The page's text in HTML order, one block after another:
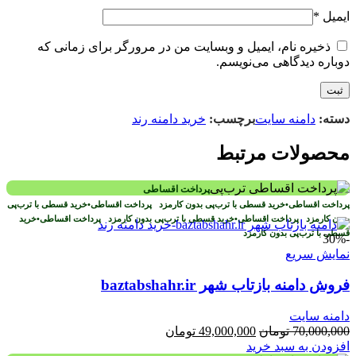
ایمیل *
ذخیره نام، ایمیل و وبسایت من در مرورگر برای زمانی که
دوباره دیدگاهی می‌نویسم.
دسته: دامنه سایتبرچسب: خرید دامنه رند
محصولات مرتبط
پرداخت اقساطی
پرداخت اقساطی•خرید قسطی با ترب‌پی بدون کارمزد پرداخت اقساطی•خرید قسطی با ترب‌پی
بدون کارمزدپرداخت اقساطی•خرید قسطی با ترب‌پی بدون کارمزد پرداخت اقساطی•خرید
قسطی با ترب‌پی بدون کارمزد
-30%
نمایش سریع
فروش دامنه بازتاب شهر baztabshahr.ir
دامنه سایت
70,000,000 تومان قیمت
اصلی
49,000,000 تومان
افزودن به سبد خرید